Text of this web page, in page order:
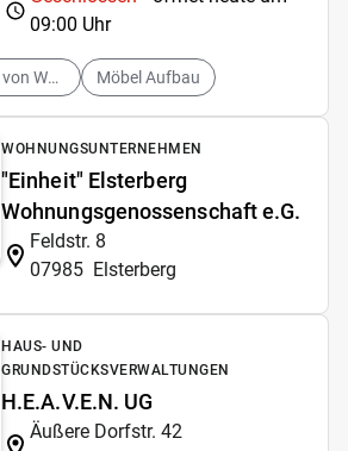
09:00 Uhr
Renovierungen von Wohnungen Möbel Aufbau
WOHNUNGSUNTERNEHMEN
"Einheit" Elsterberg
Wohnungsgenossenschaft e.G.
Feldstr. 8
07985 Elsterberg
HAUS- UND
GRUNDSTÜCKSVERWALTUNGEN
H.E.A.V.E.N. UG
Äußere Dorfstr. 42